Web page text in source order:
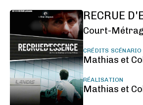
RECRUE
Court-
CRÉDITS SCÉNARIO
Mathias et
RÉALISATION
Mathias et